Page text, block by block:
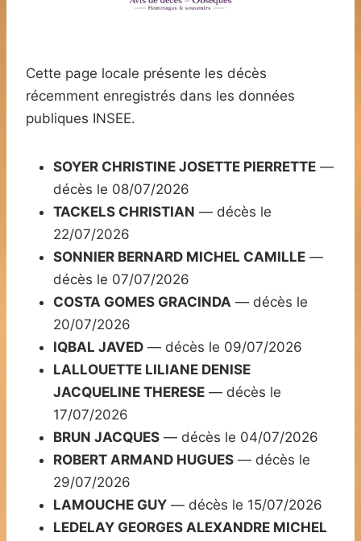
Cette page locale présente les décès
récemment enregistrés dans les données
publiques INSEE.
SOYER CHRISTINE JOSETTE PIERRETTE —
décès le 08/07/2026
TACKELS CHRISTIAN — décès le
22/07/2026
SONNIER BERNARD MICHEL CAMILLE —
décès le 07/07/2026
COSTA GOMES GRACINDA — décès le
20/07/2026
IQBAL JAVED — décès le 09/07/2026
LALLOUETTE LILIANE DENISE
JACQUELINE THERESE — décès le
17/07/2026
BRUN JACQUES — décès le 04/07/2026
ROBERT ARMAND HUGUES — décès le
29/07/2026
LAMOUCHE GUY — décès le 15/07/2026
LEDELAY GEORGES ALEXANDRE MICHEL